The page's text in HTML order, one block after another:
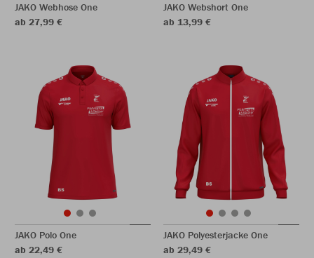
JAKO Webhose One
ab 27,99 €
JAKO Webshort One
ab 13,99 €
JAKO Polo One
ab 22,49 €
JAKO Polyesterjacke One
ab 29,49 €